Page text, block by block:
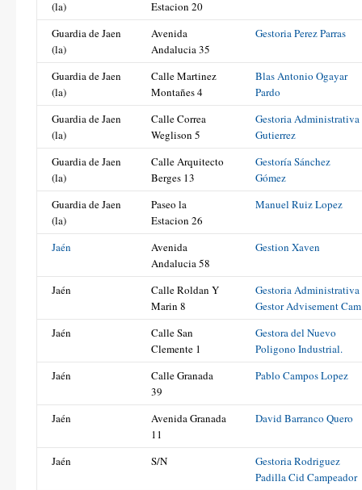
(la)
Estacion 20
Guardia de Jaen
(la)
Avenida
Andalucia 35
Gestoria Perez Parras
Guardia de Jaen
(la)
Calle Martinez
Montañes 4
Blas Antonio Ogayar
Pardo
Guardia de Jaen
(la)
Calle Correa
Weglison 5
Gestoria Administrativa
Gutierrez
Guardia de Jaen
(la)
Calle Arquitecto
Berges 13
Gestoría Sánchez
Gómez
Guardia de Jaen
(la)
Paseo la
Estacion 26
Manuel Ruiz Lopez
Jaén
Avenida
Andalucia 58
Gestion Xaven
Jaén
Calle Roldan Y
Marin 8
Gestoria Administrativa
Gestor Advisement Cam
Jaén
Calle San
Clemente 1
Gestora del Nuevo
Poligono Industrial.
Jaén
Calle Granada
39
Pablo Campos Lopez
Jaén
Avenida Granada
11
David Barranco Quero
Jaén S/N
Gestoria Rodriguez
Padilla Cid Campeador